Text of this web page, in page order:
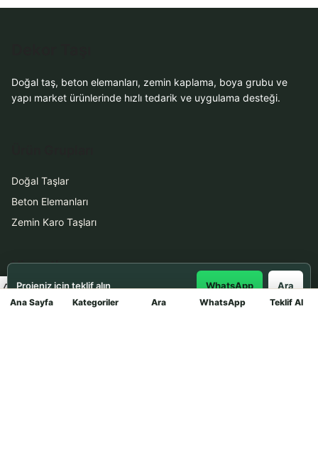
Ana Sayfa Kategoriler Ara WhatsApp Teklif Al
Doğal taş, beton elemanları, zemin kaplama, boya grubu ve
yapı market ürünlerinde hızlı tedarik ve uygulama desteği.
Doğal Taşlar
Beton Elemanları
Zemin Karo Taşları
Hizmetler
Projeniz için teklif alın WhatsApp Ara